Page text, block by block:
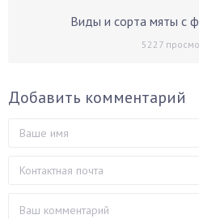
Виды и сорта мяты с
5227
Добавить комментарий